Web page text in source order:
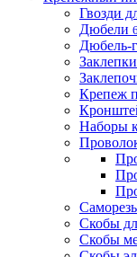
Гвозди
Дюбели 6
Дюбель-
Заклепки
Крепеж
Наборы
Скобы
Скобы